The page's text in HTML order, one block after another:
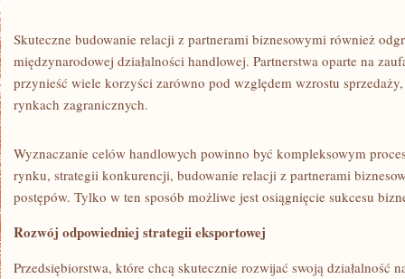
Skuteczne⁤ budowanie relacji z partnerami⁢ biznesowymi również
międzynarodowej działalności‌ handlowej. Partnerstwa ​oparte na
‌przynieść ⁣wiele⁣ korzyści⁤ zarówno pod względem⁤ wzrostu
rynkach zagranicznych.
Wyznaczanie​ celów ‍handlowych powinno być kompleksowym
rynku, strategii konkurencji, budowanie ​relacji z partnerami
postępów. Tylko w⁤ ten ​sposób możliwe jest osiągnięcie sukcesu
Rozwój odpowiedniej strategii eksportowej
Przedsiębiorstwa, które chcą skutecznie rozwijać ‌swoją działalność